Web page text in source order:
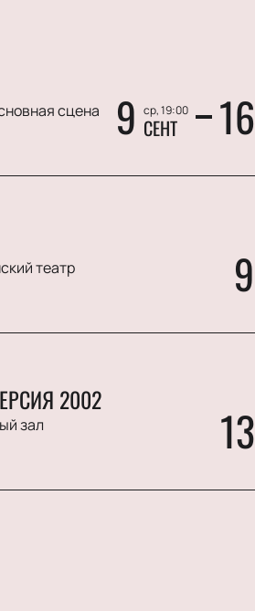
сцена 9 ср, 19:00
СЕНТ 16
театр 9
2002
зал 13